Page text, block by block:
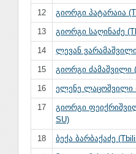
12 გიორგი პატარაია
13 გიორგი საღინაძე
14 ლევან
15 გიორგი ძამაშვილი
16 ელენე ლაცოშვილი
17
გიორგი
SU)
18 ბექა ბარბაქაძე